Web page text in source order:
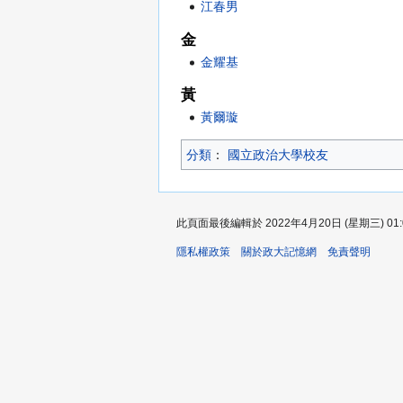
江春男
金
金耀基
黃
黃爾璇
分類 ：​ 國立政治大學校友
此頁面最後編輯於 2022年4月20日 (星期三)
隱私權政策 關於政大記憶網 免責聲明